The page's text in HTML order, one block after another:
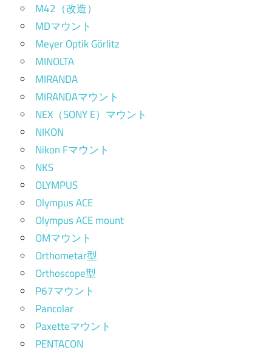
M42（改造）
MDマウント
Meyer Optik Görlitz
MINOLTA
MIRANDA
MIRANDAマウント
NEX（SONY E）マウント
NIKON
Nikon Fマウント
NKS
OLYMPUS
Olympus ACE
Olympus ACE mount
OMマウント
Orthometar型
Orthoscope型
P67マウント
Pancolar
Paxetteマウント
PENTACON